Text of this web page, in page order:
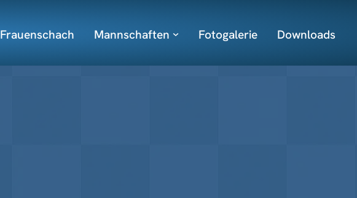
Frauenschach Mannschaften Fotogalerie Downloads